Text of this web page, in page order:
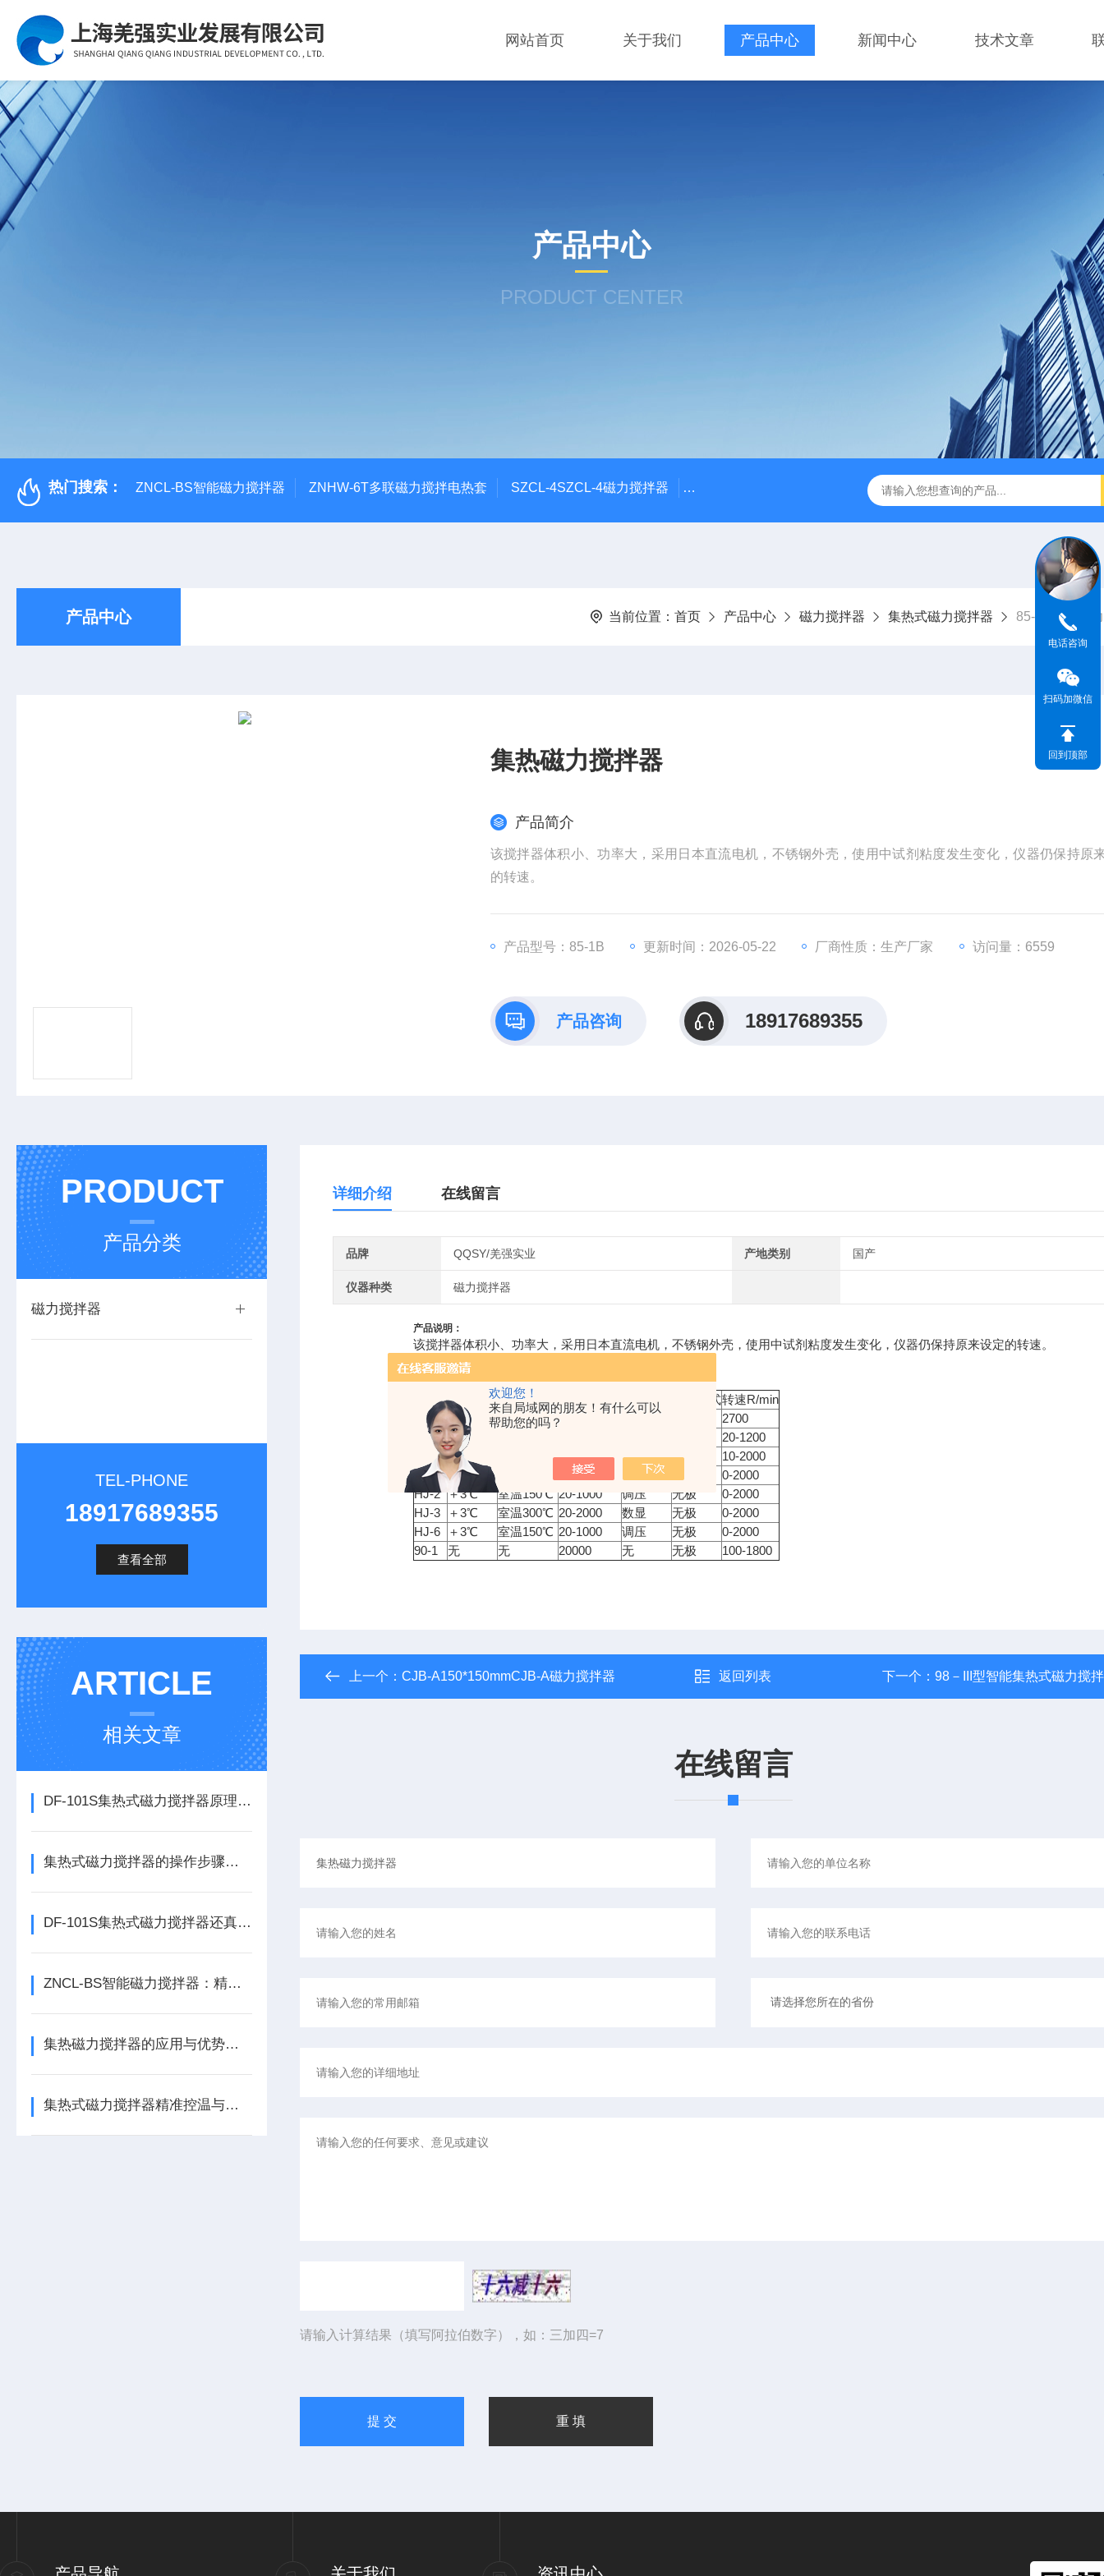
欢迎您！
来自局域网的朋友！有什么可以
帮助您的吗？
网站首页 关于我们 产品中心 新闻中心 技术文章
产品中心
PRODUCT CENTER
热门搜索： ZNCL-BS智能磁力搅拌器 ZNHW-6T多联磁力搅拌电热套 SZCL-4SZCL-4磁力搅拌器 DF-101C集热式磁力搅拌器 ZNCL-G-C型磁力搅拌加热锅
产品中心 当前位置： 首页 产品中心 磁力搅拌器 集热式磁力搅拌器 85-1B集热磁
集热磁力搅拌器
产品简介
该搅拌器体积小、功率大，采用日本直流电机，不锈钢外壳，使用中试剂粘度发生变化，仪器仍保持原
的转速。
产品型号：85-1B 更新时间：2026-05-22 厂商性质：生产厂家 访问量：6559
产品咨询 18917689355
PRODUCT
产品分类
磁力搅拌器
TEL-PHONE
18917689355
查看全部
ARTICLE
相关文章
DF-101S集热式磁力搅拌器原理与实验室加热搅拌应用
集热式磁力搅拌器的操作步骤及维护注意事项
DF-101S集热式磁力搅拌器还真是实验室里的高效混匀专家
ZNCL-BS智能磁力搅拌器：精准混合与反应控制的得力助手
集热磁力搅拌器的应用与优势解析
集热式磁力搅拌器精准控温与高效混合，助力化学实验精确进行
详细介绍 在线留言
品牌 QQSY/羌强实业 产地类别 国产
仪器种类 磁力搅拌器
产品说明：
该搅拌器体积小、功率大，采用日本直流电机，不锈钢外壳，使用中试剂粘度发生变化，仪器仍保持原来设定的转速。
产品详细信息：
型号
控温精度控温范围 搅拌容量ml 控温方式 调速方式转速R/min
85-1
无 无 3500 无
2700
85-2C ＋3℃
20-1200
85-1B无 20-3000 无 无极
10-2000
HJ-1 ＋3℃ 20-1000
0-2000
HJ-2 ＋3℃ 室温150℃ 20-1000 调压 无极
0-2000
HJ-3
＋3℃ 室温300℃ 20-2000 数显 无极
0-2000
HJ-6
＋3℃ 室温150℃ 20-1000 调压 无极
0-2000
90-1
无 无 20000 无 无极 100-1800
上一个： CJB-A150*150mmCJB-A磁力搅拌器 返回列表 下一个： 98－III型智能集热式磁力搅
在线留言
请输入计算结果（填写阿拉伯数字），如：三加四=7
电话咨询
扫码加微信
回到顶部